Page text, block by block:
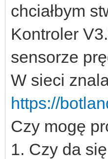
chciałbym
Kontroler
sensorze
W sieci
https://
Czy mogę
1. Czy da